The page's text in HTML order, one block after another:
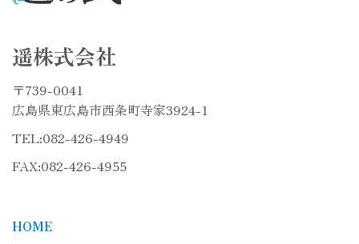
遥株式会社
〒739-0041
広島県東広島市西条町寺家3924-1
TEL:082-426-4949
FAX:082-426-4955
HOME